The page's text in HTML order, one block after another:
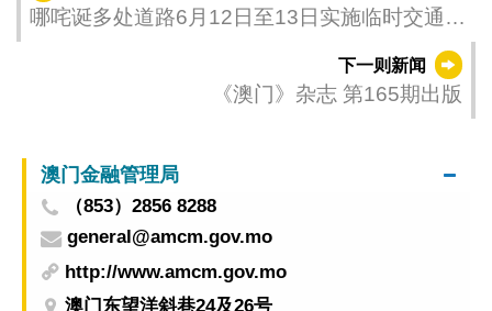
哪咤诞多处道路6月12日至13日实施临时交通安
下一则新闻
《澳门》杂志 第165期出版
澳门金融管理局
（853）2856 8288
general@amcm.gov.mo
http://www.amcm.gov.mo
澳门东望洋斜巷24及26号